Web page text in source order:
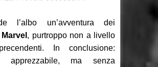
l’albo un’avventura dei
, purtroppo non a livello
In conclusione:
apprezzabile, ma senza